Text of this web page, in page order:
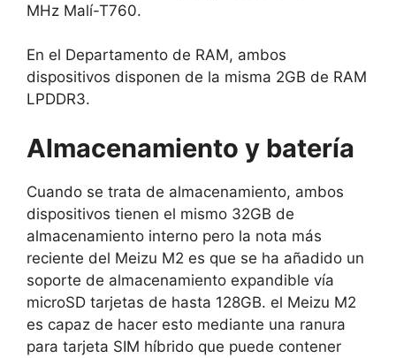
MHz Malí-T760.
En el Departamento de RAM, ambos
dispositivos disponen de la misma 2GB de RAM
LPDDR3.
Almacenamiento y batería
Cuando se trata de almacenamiento, ambos
dispositivos tienen el mismo 32GB de
almacenamiento interno pero la nota más
reciente del Meizu M2 es que se ha añadido un
soporte de almacenamiento expandible vía
microSD tarjetas de hasta 128GB. el Meizu M2
es capaz de hacer esto mediante una ranura
para tarjeta SIM híbrido que puede contener